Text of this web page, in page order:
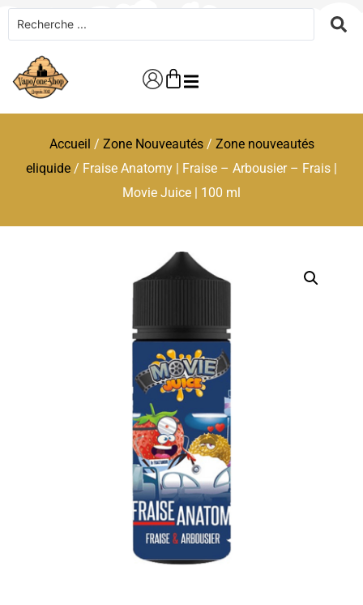
Accueil / Zone Nouveautés/ Zone nouveautés
eliquide / Fraise Anatomy | Fraise – Arbousier – Frais |
Movie Juice | 100 ml